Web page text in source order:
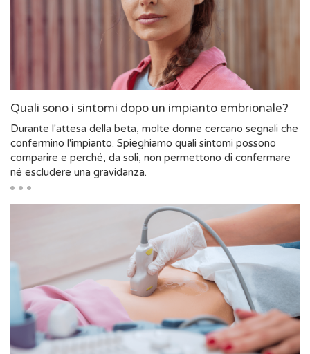
Quali sono i sintomi dopo un impianto embrionale?
Durante l'attesa della beta, molte donne cercano segnali che
confermino l'impianto. Spieghiamo quali sintomi possono
comparire e perché, da soli, non permettono di confermare
né escludere una gravidanza.